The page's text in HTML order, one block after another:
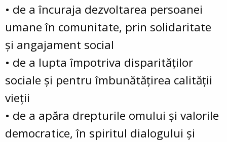
• de a încuraja dezvoltarea persoanei
umane în comunitate, prin solidaritate
şi angajament social
• de a lupta împotriva disparităţilor
sociale şi pentru îmbunătăţirea calităţii
vieţii
• de a apăra drepturile omului şi valorile
democratice, în spiritul dialogului şi